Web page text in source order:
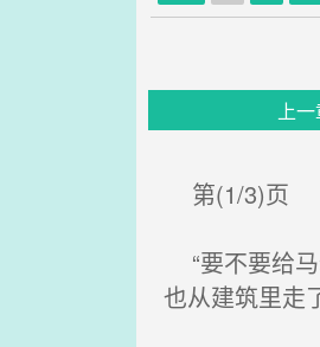
上
第(1/3)页
“要不要给
也从建筑里走